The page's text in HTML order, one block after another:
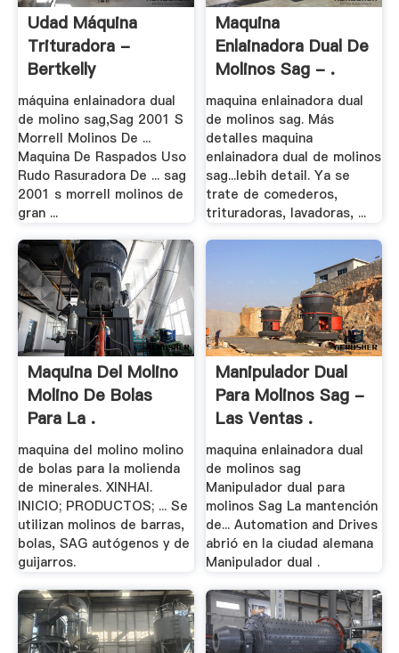
Udad Máquina
Trituradora -
Bertkelly
máquina enlainadora dual
de molino sag,Sag 2001 S
Morrell Molinos De ...
Maquina De Raspados Uso
Rudo Rasuradora De ... sag
2001 s morrell molinos de
gran ...
Maquina
Enlainadora Dual De
Molinos Sag - .
maquina enlainadora dual
de molinos sag. Más
detalles maquina
enlainadora dual de molinos
sag...lebih detail. Ya se
trate de comederos,
trituradoras, lavadoras, ...
Maquina Del Molino
Molino De Bolas
Para La .
maquina del molino molino
de bolas para la molienda
de minerales. XINHAI.
INICIO; PRODUCTOS; ... Se
utilizan molinos de barras,
bolas, SAG autógenos y de
guijarros.
Manipulador Dual
Para Molinos Sag -
Las Ventas .
maquina enlainadora dual
de molinos sag
Manipulador dual para
molinos Sag La mantención
de... Automation and Drives
abrió en la ciudad alemana
Manipulador dual .